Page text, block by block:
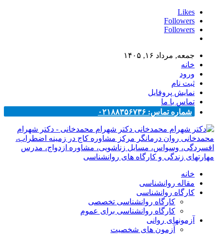
Likes
Followers
Followers
جمعه, مرداد ۱۶, ۱۴۰۵
خانه
ورود
ثبت نام
نمایش پروفایل
تماس با ما
شماره تماس: ۰۲۱۸۸۳۵۶۷۳۶
دکتر شهرام محمدخانی - دکتر شهرام
محمدخانی روان درمانگر مرکز مشاوره کاج در زمینه اضطراب،
افسردگی، وسواس، مسایل زناشویی، مشاوره ازدواج، مدرس
مهارتهای زندگی و کارگاه های روانشناسی
خانه
مقاله روانشناسی
کارگاه روانشناسی
کارگاه روانشناسی تخصصی
کارگاه روانشناسی برای عموم
آزمونهای روانی
آزمون های شخصیت